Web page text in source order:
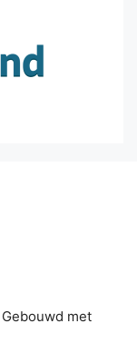
met